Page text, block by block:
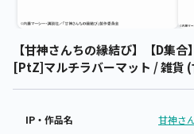
【甘神さんちの縁結び】【D集
[PtZ]マルチラバーマット / 雑貨
IP・作品名 甘神さ